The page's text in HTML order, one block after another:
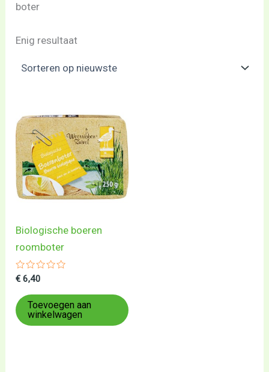
boter
Enig resultaat
Biologische boeren
roomboter
Gewaardeerd
uit
5
€ 6,40
Toevoegen aan
winkelwagen